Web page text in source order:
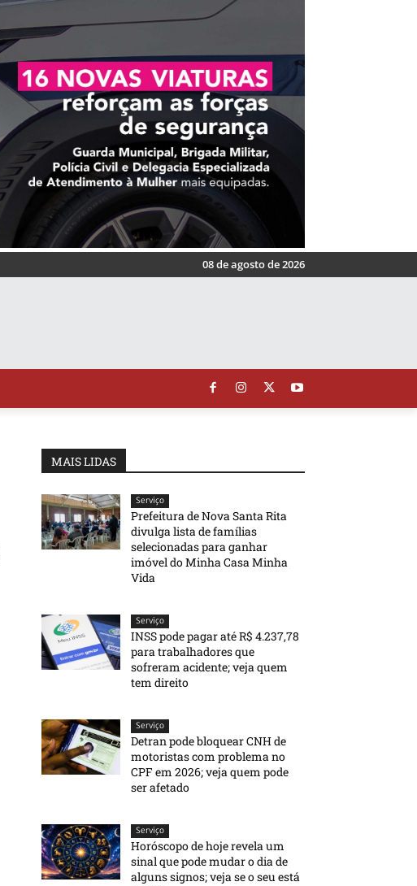
08 de agosto de 2026
MAIS LIDAS
Serviço
Prefeitura de Nova Santa Rita
divulga lista de famílias
selecionadas para ganhar
imóvel do Minha Casa Minha
Vida
Serviço
INSS pode pagar até R$ 4.237,78
para trabalhadores que
sofreram acidente; veja quem
tem direito
Serviço
Detran pode bloquear CNH de
motoristas com problema no
CPF em 2026; veja quem pode
ser afetado
Serviço
Horóscopo de hoje revela um
sinal que pode mudar o dia de
alguns signos; veja se o seu está